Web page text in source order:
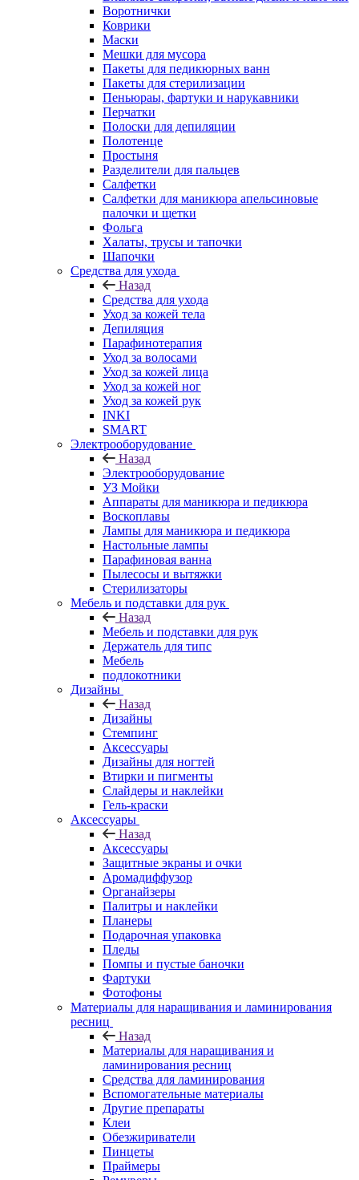
Воротнички
Коврики
Маски
Мешки для мусора
Пакеты для педикюрных ванн
Пакеты для стерилизации
Пеньюраы, фартуки и нарукавники
Перчатки
Полоски для депиляции
Полотенце
Простыня
Разделители для пальцев
Салфетки
Салфетки для маникюра апельсиновые
палочки и щетки
Фольга
Халаты, трусы и тапочки
Шапочки
Средства для ухода
Назад
Средства для ухода
Уход за кожей тела
Депиляция
Парафинотерапия
Уход за волосами
Уход за кожей лица
Уход за кожей ног
Уход за кожей рук
INKI
SMART
Электрооборудование
Назад
Электрооборудование
УЗ Мойки
Аппараты для маникюра и педикюра
Воскоплавы
Лампы для маникюра и педикюра
Настольные лампы
Парафиновая ванна
Пылесосы и вытяжки
Стерилизаторы
Мебель и подставки для рук
Назад
Мебель и подставки для рук
Держатель для типс
Мебель
подлокотники
Дизайны
Назад
Дизайны
Стемпинг
Аксессуары
Дизайны для ногтей
Втирки и пигменты
Слайдеры и наклейки
Гель-краски
Аксессуары
Назад
Аксессуары
Защитные экраны и очки
Аромадиффузор
Органайзеры
Палитры и наклейки
Планеры
Подарочная упаковка
Пледы
Помпы и пустые баночки
Фартуки
Фотофоны
Материалы для наращивания и ламинирования
ресниц
Назад
Материалы для наращивания и
ламинирования ресниц
Средства для ламинирования
Вспомогательные материалы
Другие препараты
Клеи
Обезжириватели
Пинцеты
Праймеры